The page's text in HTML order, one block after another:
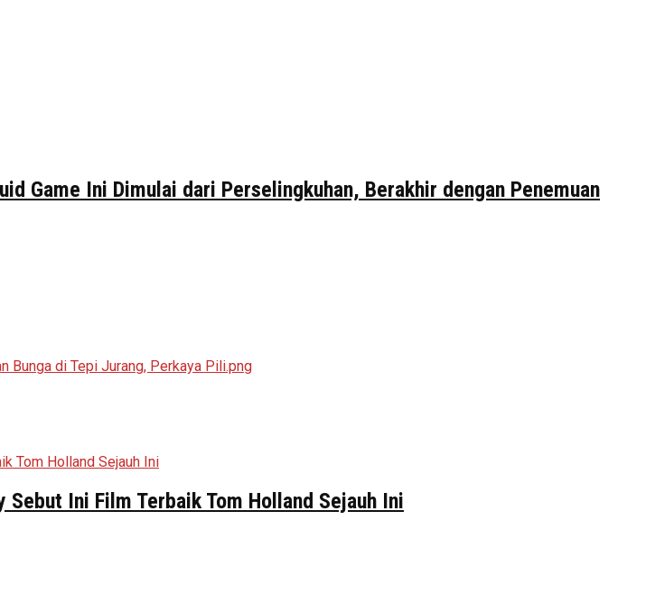
Game Ini Dimulai dari Perselingkuhan, Berakhir dengan Penemuan
Ini Film Terbaik Tom Holland Sejauh Ini